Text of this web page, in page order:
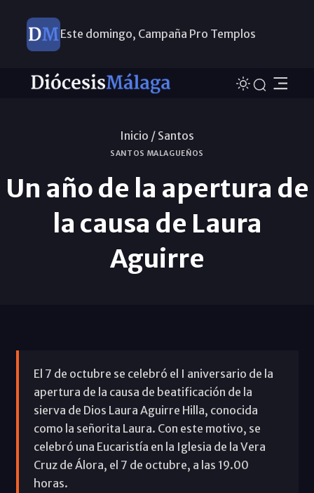
Este domingo, Campaña Pro Templos
Inicio / Santos
SANTOS MALAGUEÑOS
Un año de la apertura de
la causa de Laura
Aguirre
El 7 de octubre se celebró el I aniversario de la
apertura de la causa de beatificación de la
sierva de Dios Laura Aguirre Hilla, conocida
como la señorita Laura. Con este motivo, se
celebró una Eucaristía en la Iglesia de la Vera
Cruz de Álora, el 7 de octubre, a las 19.00
horas.